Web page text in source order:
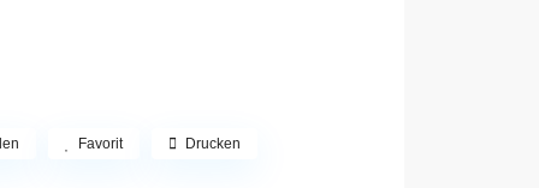
Favorit Drucken